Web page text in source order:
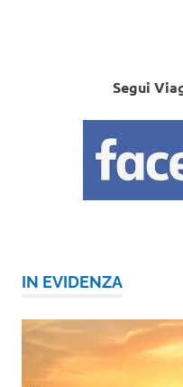
Segui
IN EVIDENZA